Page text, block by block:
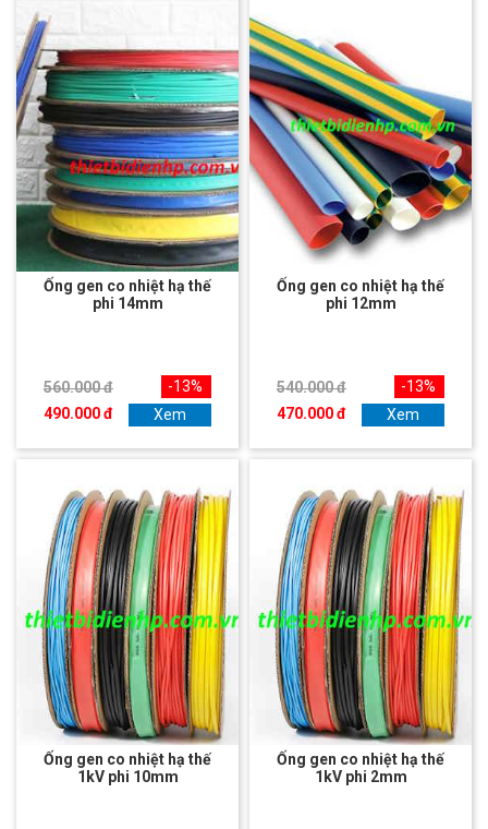
Ống gen co nhiệt hạ thế
phi 14mm
560.000 đ
490.000 đ
-13%
Xem
Ống gen co nhiệt hạ thế
phi 12mm
540.000 đ
470.000 đ
-13%
Xem
Ống gen co nhiệt hạ thế
1kV phi 10mm
Ống gen co nhiệt hạ thế
1kV phi 2mm